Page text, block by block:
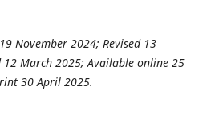
November 2024; Revised 13
12 March 2025; Available online 25
30 April 2025.